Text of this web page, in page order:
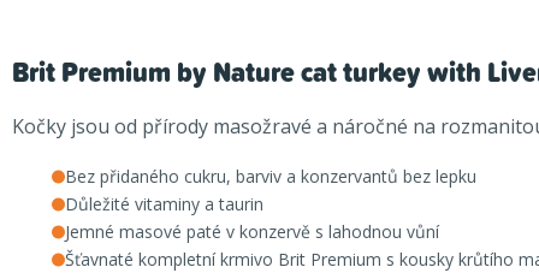
Brit Premium by Nature cat turkey with
Kočky jsou od přírody masožravé a náročné na
Bez přidaného cukru, barviv a konzervantů bez lepku
Důležité vitaminy a taurin
Jemné masové paté v konzervě s lahodnou vůní
Šťavnaté kompletní krmivo Brit Premium s kousky krůtího